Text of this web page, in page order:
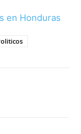
en Honduras